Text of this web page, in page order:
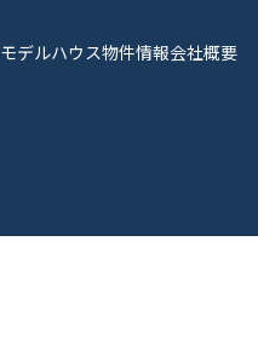
デルハウス物件情報会社概要